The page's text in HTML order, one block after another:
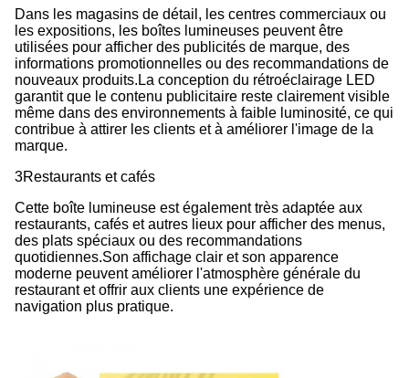
Dans les magasins de détail, les centres commerciaux ou
les expositions, les boîtes lumineuses peuvent être
utilisées pour afficher des publicités de marque, des
informations promotionnelles ou des recommandations de
nouveaux produits.La conception du rétroéclairage LED
garantit que le contenu publicitaire reste clairement visible
même dans des environnements à faible luminosité, ce qui
contribue à attirer les clients et à améliorer l'image de la
marque.
3Restaurants et cafés
Cette boîte lumineuse est également très adaptée aux
restaurants, cafés et autres lieux pour afficher des menus,
des plats spéciaux ou des recommandations
quotidiennes.Son affichage clair et son apparence
moderne peuvent améliorer l'atmosphère générale du
restaurant et offrir aux clients une expérience de
navigation plus pratique.